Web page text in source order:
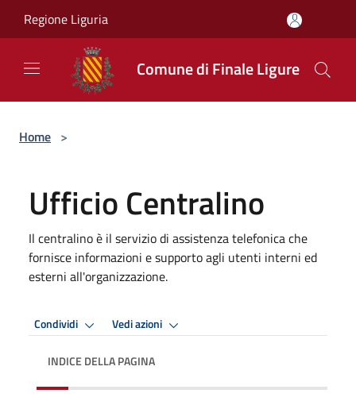
Regione Liguria
Comune di Finale Ligure
Home >
Ufficio Centralino
Il centralino è il servizio di assistenza telefonica che
fornisce informazioni e supporto agli utenti interni ed
esterni all'organizzazione.
Condividi Vedi azioni
INDICE DELLA PAGINA